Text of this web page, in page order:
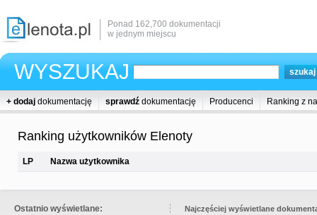
Ponad 162,700 dokumentacji
w jednym miejscu
WYSZUKAJ
+ dodaj dokumentację sprawdź dokumentację Producenci Ranking z
Ranking użytkowników Elenoty
LP Nazwa użytkownika
Ostatnio wyświetlane:
Najczęściej wyświetlane